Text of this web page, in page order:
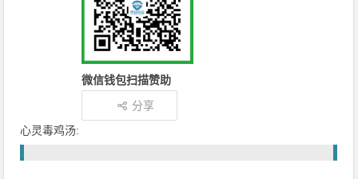
微信钱包扫描赞助
分享
心灵毒鸡汤: